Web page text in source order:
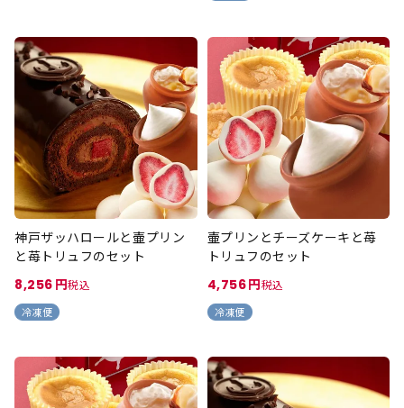
神戸ザッハロールと壷プリン
と苺トリュフのセット
8,256
税込
冷凍便
壷プリンとチーズケーキと苺
トリュフのセット
4,756
税込
冷凍便